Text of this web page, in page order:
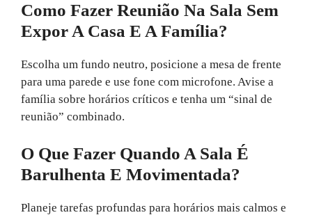
Como Fazer Reunião Na Sala Sem
Expor A Casa E A Família?
Escolha um fundo neutro, posicione a mesa de frente
para uma parede e use fone com microfone. Avise a
família sobre horários críticos e tenha um “sinal de
reunião” combinado.
O Que Fazer Quando A Sala É
Barulhenta E Movimentada?
Planeje tarefas profundas para horários mais calmos e